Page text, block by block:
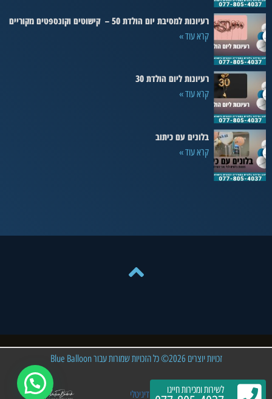
רעיונות למסיבת יום הולדת 50 – קישוטים וקונספטים מקוריים
קרא עוד »
רעיונות ליום הולדת 30
קרא עוד »
בלונים עם כיתוב
קרא עוד »
לשירות ומכירות חייגו
זכויות יוצרים 2026© כל הזכויות שמורות עבור Blue Balloon
פיתוח וקידום האתר: אברהם שיווק דיגיטלי